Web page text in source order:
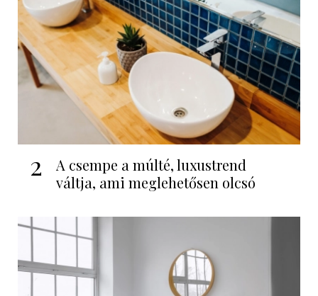
2
A csempe a múlté, luxustrend
váltja, ami meglehetősen olcsó